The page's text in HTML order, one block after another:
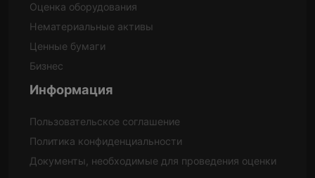
Оценка оборудования
Нематериальные активы
Ценные бумаги
Бизнес
Информация
Пользовательское соглашение
Политика конфиденциальности
Документы, необходимые для проведения оценки